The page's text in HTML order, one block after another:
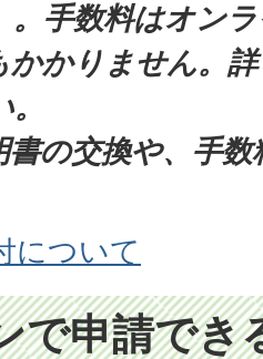
。手数料はオン
かかりません。
の交換や、手
について
で申請でき